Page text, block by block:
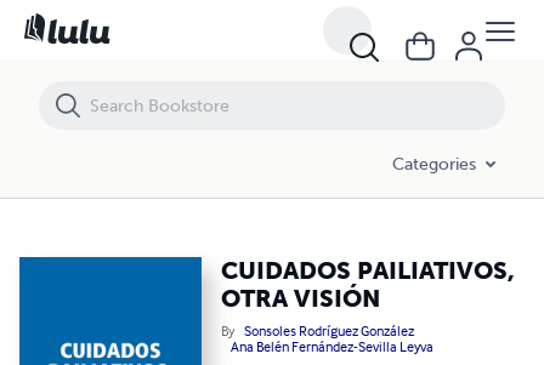
Categories
CUIDADOS PAILIATIVOS,
OTRA VISIÓN
By Sonsoles Rodríguez González
Ana Belén Fernández-Sevilla Leyva
CUIDADOS PAILIATIVOS, OTRA VISIÓN